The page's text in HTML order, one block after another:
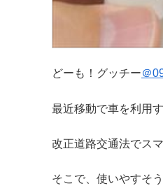
どーも！グッチー＠
最近移動で車を利用
改正道路交通法でス
そこで、使いやすそ